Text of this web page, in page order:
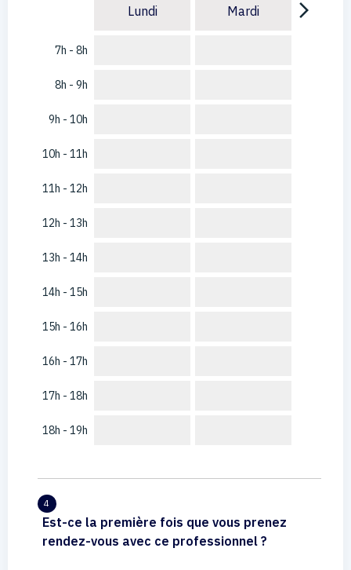
7h - 8h
8h - 9h
9h - 10h
10h - 11h
11h - 12h
12h - 13h
13h - 14h
14h - 15h
15h - 16h
16h - 17h
17h - 18h
18h - 19h
Lundi Mardi arrow_forward_ios
4
Est-ce la première fois que vous prenez
rendez-vous avec ce professionnel ?